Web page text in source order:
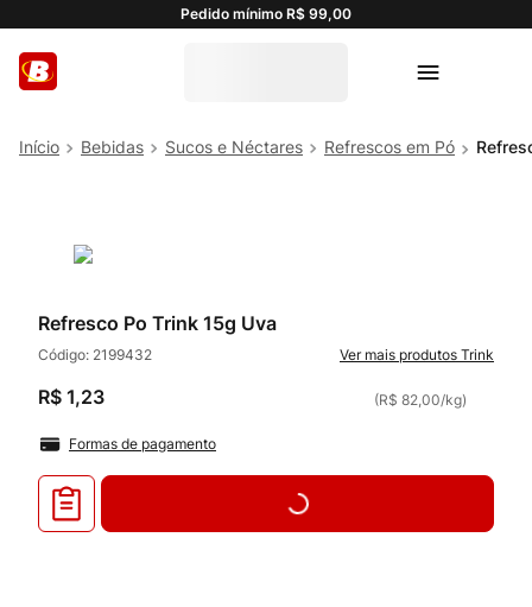
Pedido mínimo R$ 99,00
Bebidas Sucos e Néctares Refrescos em Pó
Refresco Po Trink 15g Uva
Código: 2199432 Trink
R$ 1,23 (R$ 82,00/kg)
Formas de pagamento